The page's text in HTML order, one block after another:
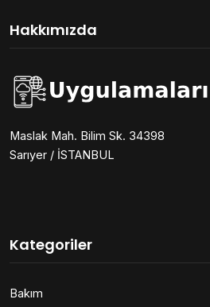
Hakkımızda
Maslak Mah. Bilim Sk. 34398
Sarıyer / İSTANBUL
Kategoriler
Bakım